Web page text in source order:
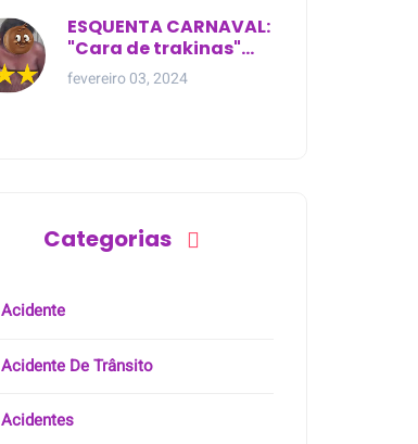
ESQUENTA CARNAVAL:
"Cara de trakinas"
dança seminua no
meio da rua na Bahia
fevereiro 03, 2024
Categorias
Acidente
Acidente De Trânsito
Acidentes